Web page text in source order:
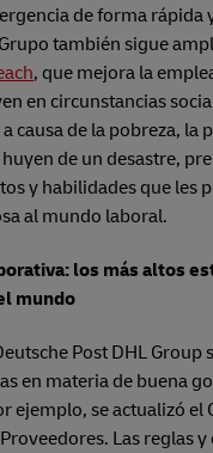
de forma rápida
también sigue
, que mejora la
en circunstancias
causa de la pobreza, la
de un desastre,
y habilidades que les
al mundo laboral.
los más altos
mundo
Post DHL Group
en materia de buena
ejemplo, se actualizó el
Las reglas